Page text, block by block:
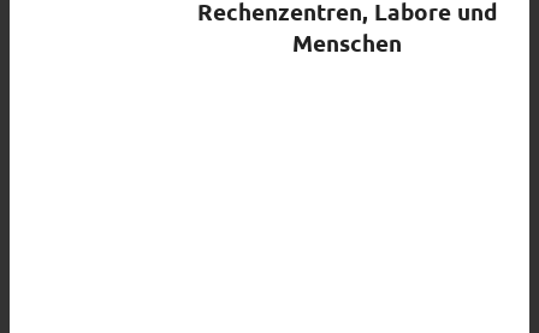
Rechenzentren, Labore und
Menschen